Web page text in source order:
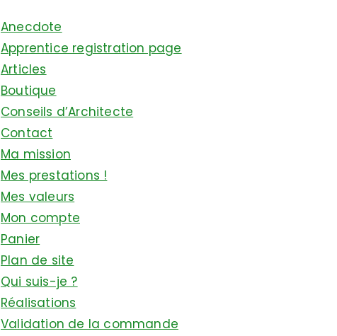
Anecdote
Apprentice registration page
Articles
Boutique
Conseils d’Architecte
Contact
Ma mission
Mes prestations !
Mes valeurs
Mon compte
Panier
Plan de site
Qui suis-je ?
Réalisations
Validation de la commande